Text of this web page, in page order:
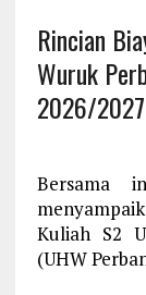
Rincian
Wuruk
2026/2027
Bersama
Kuliah S2
(UHW